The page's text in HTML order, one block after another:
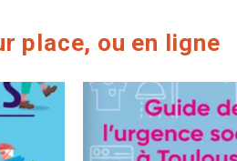
place, ou en ligne